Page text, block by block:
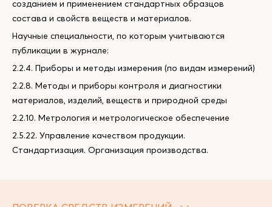
созданием и применением стандартных образцов
состава и свойств веществ и материалов.
Научные специальности, по которым учитываются
публикации в журнале:
2.2.4. Приборы и методы измерения (по видам измерений)
2.2.8. Методы и приборы контроля и диагностики
материалов, изделий, веществ и природной среды
2.2.10. Метрология и метрологическое обеспечение
2.5.22. Управление качеством продукции.
Стандартизация. Организация производства.